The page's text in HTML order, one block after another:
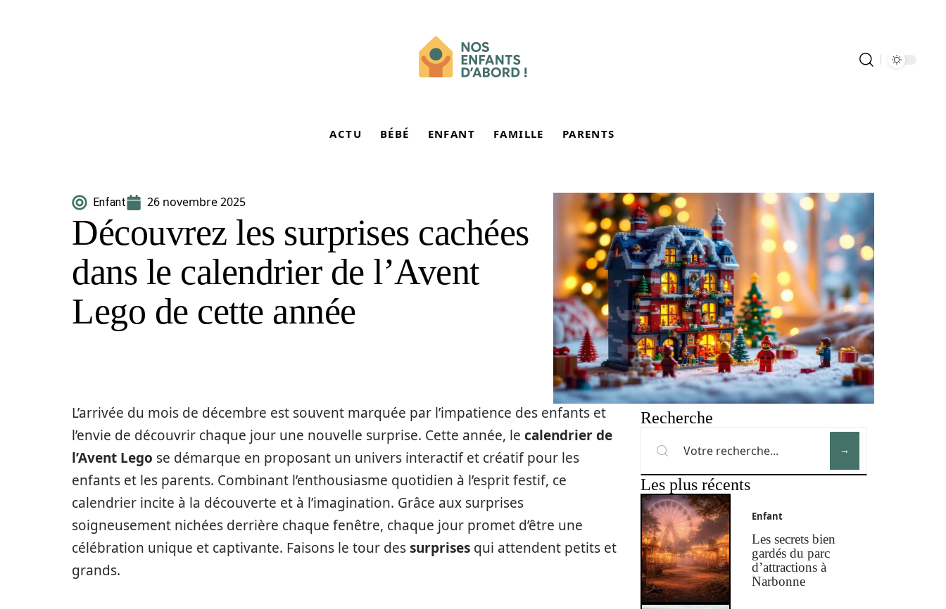
ACTU BÉBÉ ENFANT FAMILLE PARENTS
Enfant 26 novembre 2025
Découvrez les surprises cachées
dans le calendrier de l’Avent
Lego de cette année
L’arrivée du mois de décembre est souvent marquée par l’impatience des enfants et
l’envie de découvrir chaque jour une nouvelle surprise. Cette année, le calendrier de
l’Avent Lego se démarque en proposant un univers interactif et créatif pour les
enfants et les parents. Combinant l’enthousiasme quotidien à l’esprit festif, ce
calendrier incite à la découverte et à l’imagination. Grâce aux surprises
soigneusement nichées derrière chaque fenêtre, chaque jour promet d’être une
célébration unique et captivante. Faisons le tour dessurprises qui attendent petits et
grands.
Recherche
Les plus récents
Enfant
Les secrets bien
gardés du parc
d’attractions à
Narbonne